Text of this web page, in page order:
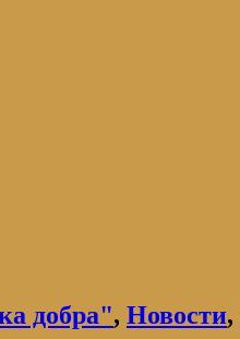
добра", Новости,